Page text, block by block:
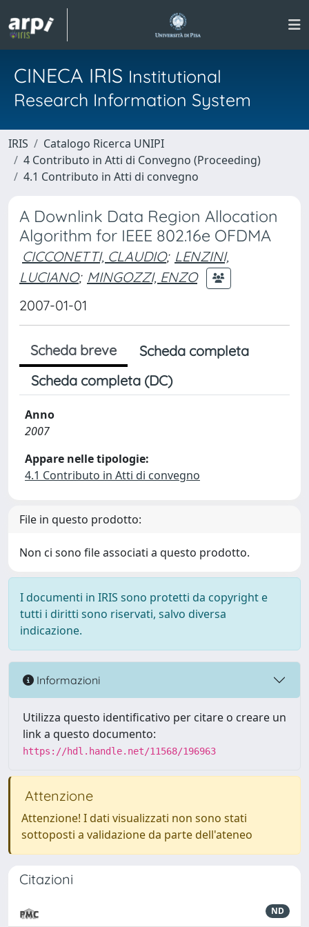
CINECA IRIS Institutional
Research Information System
IRIS
Catalogo Ricerca UNIPI
4 Contributo in Atti di Convegno (Proceeding)
4.1 Contributo in Atti di convegno
A Downlink Data Region Allocation
Algorithm for IEEE 802.16e OFDMA
CICCONETTI, CLAUDIO; LENZINI,
LUCIANO; MINGOZZI, ENZO
2007-01-01
Scheda breve
Scheda completa
Scheda completa (DC)
Anno
2007
Appare nelle tipologie:
4.1 Contributo in Atti di convegno
File in questo prodotto:
Non ci sono file associati a questo prodotto.
I documenti in IRIS sono protetti da copyright e
tutti i diritti sono riservati, salvo diversa
indicazione.
Informazioni
Utilizza questo identificativo per citare o creare un
link a questo documento:
https://hdl.handle.net/11568/196963
Attenzione
Attenzione! I dati visualizzati non sono stati
sottoposti a validazione da parte dell'ateneo
Citazioni
ND